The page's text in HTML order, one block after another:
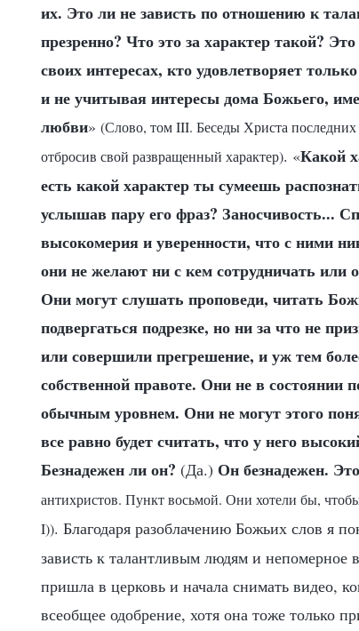
их. Это ли не зависть по отношению к
презренно? Что это за характер такой?
своих интересах, кто удовлетворяет
и не учитывая интересы дома Божьего,
любви» (Слово, том III. Беседы Христа
отбросив свой развращенный характер). «Какой
есть какой характер ты сумеешь
услышав пару его фраз? Заносчивость...
высокомерия и уверенности, что с ними
они не желают ни с кем сотрудничать или
Они могут слушать проповеди, читать
подвергаться подрезке, но ни за что не
или совершили прегрешение, и уж тем
собственной правоте. Они не в
обычным уровнем. Они не могут этого
все равно будет считать, что у него
Безнадежен ли он? (Да.) Он безнадежен.
антихристов. Пункт восьмой. Они хотели бы,
I)). Благодаря разоблачению Божьих слов я
зависть к талантливым людям и непомерное
пришла в церковь и начала снимать видео,
всеобщее одобрение, хотя она тоже только